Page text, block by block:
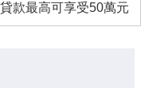
款最高可享受50萬元